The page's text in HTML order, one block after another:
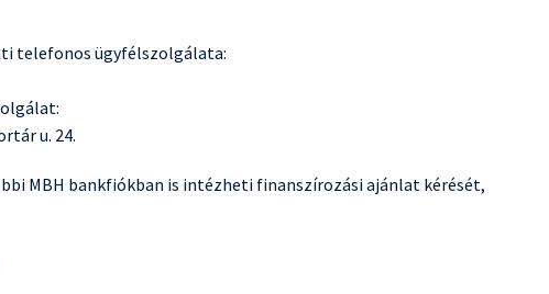
telefonos ügyfélszolgálata:
u. 24.
MBH bankfiókban is intézheti finanszírozási ajánlat kérését,